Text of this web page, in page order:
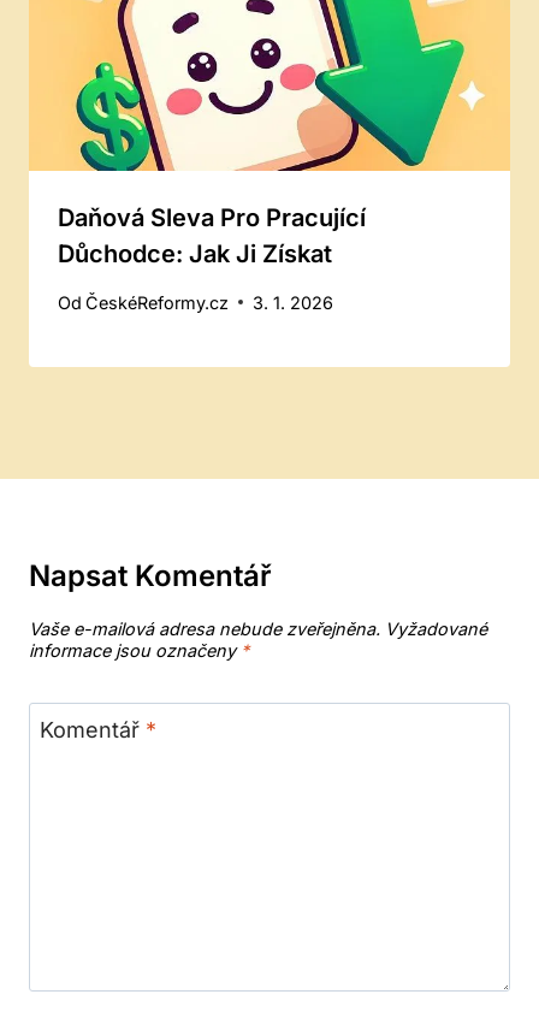
Daňová Sleva Pro Pracující
Důchodce: Jak Ji Získat
Od ČeskéReformy.cz 3. 1. 2026
Napsat Komentář
Vaše e-mailová adresa nebude zveřejněna. Vyžadované
informace jsou označeny *
Komentář *